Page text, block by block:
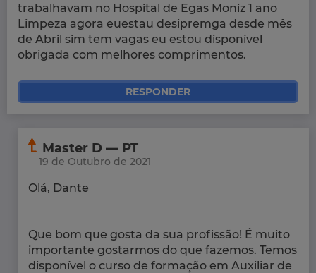
trabalhavam no Hospital de Egas Moniz 1 ano
Limpeza agora euestau desipremga desde mês
de Abril sim tem vagas eu estou disponível
obrigada com melhores comprimentos.
RESPONDER
Master D — PT
19 de Outubro de 2021
Olá, Dante
Que bom que gosta da sua profissão! É muito
importante gostarmos do que fazemos. Temos
disponível o curso de formação em Auxiliar de